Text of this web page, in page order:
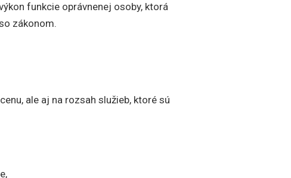
funkcie oprávnenej osoby, ktorá
zákonom.
ale aj na rozsah služieb, ktoré sú